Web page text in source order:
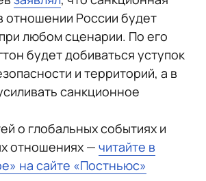
отношении России будет
любом сценарии. По его
будет добиваться уступок
и территорий, а в
санкционное
о глобальных событиях и
отношениях — читайте в
на сайте «Постньюс»